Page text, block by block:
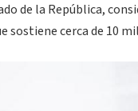
de la República,
sostiene cerca de 10